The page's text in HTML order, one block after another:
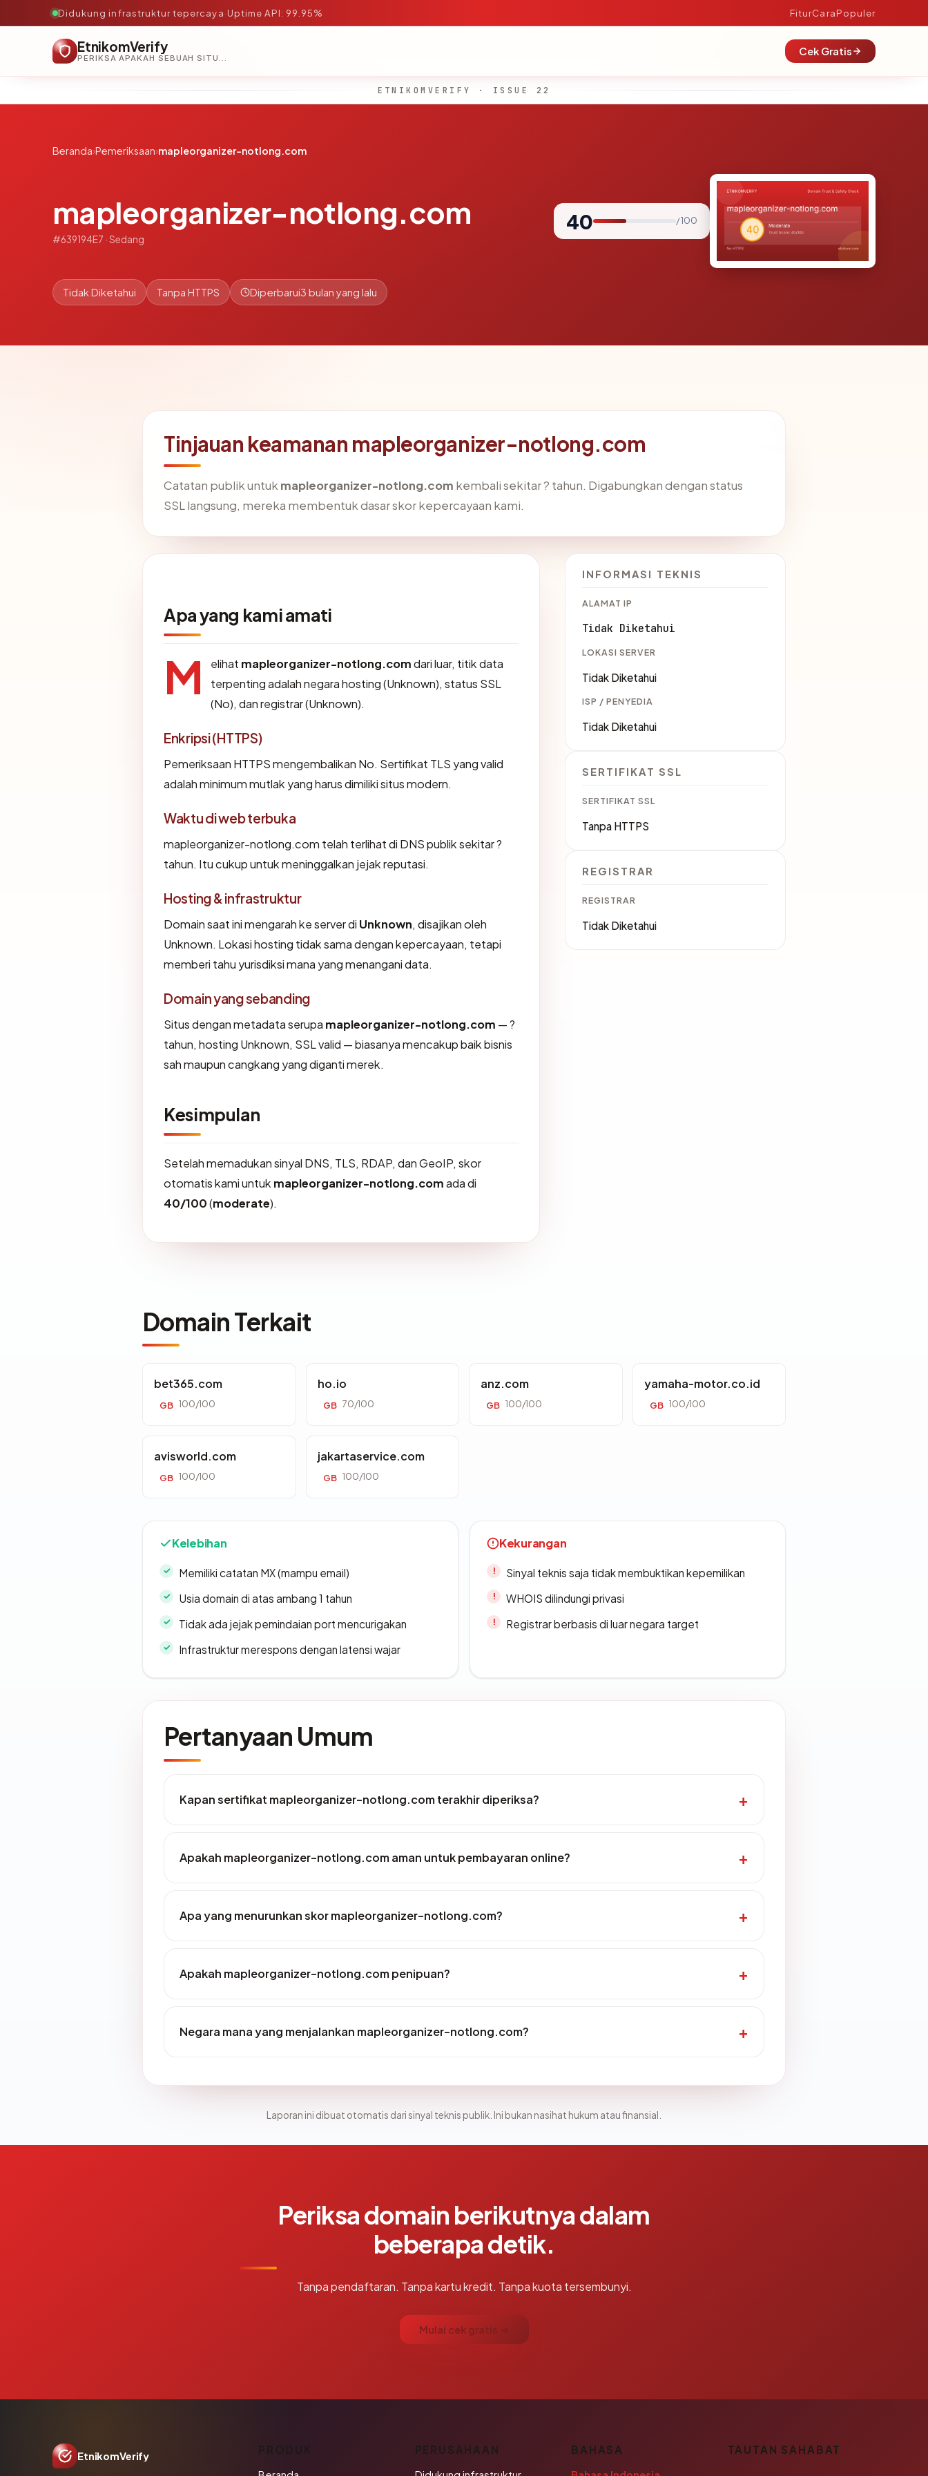
Didukung infrastruktur tepercaya·Uptime API: 99.95% FiturCaraPopuler
EtnikomVerify
PERIKSA APAKAH SEBUAH SITUS AMAN, TEPERCAYA, DAN TERVERIFIKASI DALAM HITUNGAN DETIK.
Cek Gratis
ETNIKOMVERIFY · ISSUE 22
Beranda›Pemeriksaan›mapleorganizer-notlong.com
mapleorganizer-notlong.com
#639194E7 · Sedang
40 / 100
Tidak Diketahui Tanpa HTTPS Diperbarui3 bulan yang lalu
Tinjauan keamanan mapleorganizer-notlong.com
Catatan publik untuk mapleorganizer-notlong.com kembali sekitar ? tahun. Digabungkan dengan status
SSL langsung, mereka membentuk dasar skor kepercayaan kami.
Apa yang kami amati
M elihat mapleorganizer-notlong.comdari luar, titik data
terpenting adalah negara hosting (Unknown), status SSL
(No), dan registrar (Unknown).
Enkripsi (HTTPS)
Pemeriksaan HTTPS mengembalikan No. Sertifikat TLS yang valid
adalah minimum mutlak yang harus dimiliki situs modern.
Waktu di web terbuka
mapleorganizer-notlong.com telah terlihat di DNS publik sekitar ?
tahun. Itu cukup untuk meninggalkan jejak reputasi.
Hosting & infrastruktur
Domain saat ini mengarah ke server di Unknown, disajikan oleh
Unknown. Lokasi hosting tidak sama dengan kepercayaan, tetapi
memberi tahu yurisdiksi mana yang menangani data.
Domain yang sebanding
Situs dengan metadata serupa mapleorganizer-notlong.com — ?
tahun, hosting Unknown, SSL valid — biasanya mencakup baik bisnis
sah maupun cangkang yang diganti merek.
Kesimpulan
Setelah memadukan sinyal DNS, TLS, RDAP, dan GeoIP, skor
otomatis kami untuk mapleorganizer-notlong.comada di
40/100(moderate).
INFORMASI TEKNIS
ALAMAT IP
Tidak Diketahui
LOKASI SERVER
Tidak Diketahui
ISP / PENYEDIA
Tidak Diketahui
SERTIFIKAT SSL
SERTIFIKAT SSL
Tanpa HTTPS
REGISTRAR
REGISTRAR
Tidak Diketahui
Domain Terkait
bet365.com
GB 100/100
ho.io
GB 70/100
anz.com
GB 100/100
yamaha-motor.co.id
GB 100/100
avisworld.com
GB 100/100
jakartaservice.com
GB 100/100
Kelebihan
Memiliki catatan MX (mampu email)
Usia domain di atas ambang 1 tahun
Tidak ada jejak pemindaian port mencurigakan
Infrastruktur merespons dengan latensi wajar
Kekurangan
Sinyal teknis saja tidak membuktikan kepemilikan
WHOIS dilindungi privasi
Registrar berbasis di luar negara target
Pertanyaan Umum
Kapan sertifikat mapleorganizer-notlong.com terakhir diperiksa?
Apakah mapleorganizer-notlong.com aman untuk pembayaran online?
Apa yang menurunkan skor mapleorganizer-notlong.com?
Apakah mapleorganizer-notlong.com penipuan?
Negara mana yang menjalankan mapleorganizer-notlong.com?
Laporan ini dibuat otomatis dari sinyal teknis publik. Ini bukan nasihat hukum atau finansial.
Periksa domain berikutnya dalam
beberapa detik.
Tanpa pendaftaran. Tanpa kartu kredit. Tanpa kuota tersembunyi.
Mulai cek gratis →
EtnikomVerify PRODUK PERUSAHAAN BAHASA TAUTAN SAHABAT